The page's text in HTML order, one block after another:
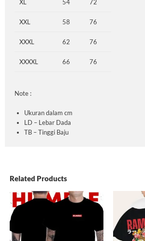
XL 54 72
XXL 58 76
XXXL 62 76
XXXXL 66 76
Note :
Ukuran dalam cm
LD – Lebar Dada
TB – Tinggi Baju
Related Products